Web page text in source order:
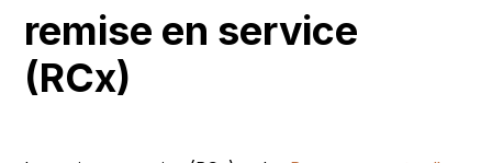
remise en service
(RCx)